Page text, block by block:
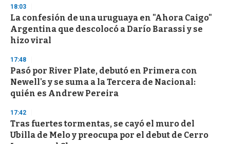
s
e
c
o
n
18:03
La confesión de una uruguaya en "Ahora Caigo"
Argentina que descolocó a Darío Barassi y se
hizo viral
17:48
Pasó por River Plate, debutó en Primera con
Newell's y se suma a la Tercera de Nacional:
quién es Andrew Pereira
17:42
Tras fuertes tormentas, se cayó el muro del
Ubilla de Melo y preocupa por el debut de Cerro